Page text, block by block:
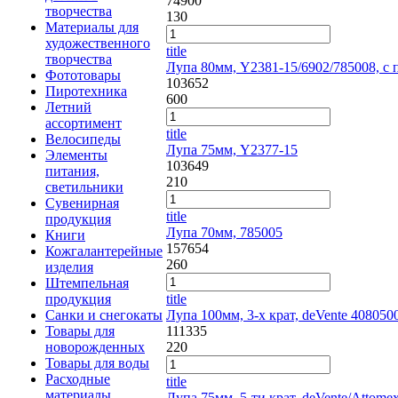
творчества
Материалы для
художественного
творчества
Фототовары
Пиротехника
Летний
ассортимент
Велосипеды
Элементы
питания,
светильники
Сувенирная
продукция
Книги
Кожгалантерейные
изделия
Штемпельная
продукция
Санки и снегокаты
Товары для
новорожденных
Товары для воды
Расходные
материалы
130
title
Лупа 80мм, Y2381-15/6902/785008, с
103652
600
title
Лупа 75мм, Y2377-15
103649
210
title
Лупа 70мм, 785005
157654
260
title
Лупа 100мм, 3-х крат, deVente
111335
220
title